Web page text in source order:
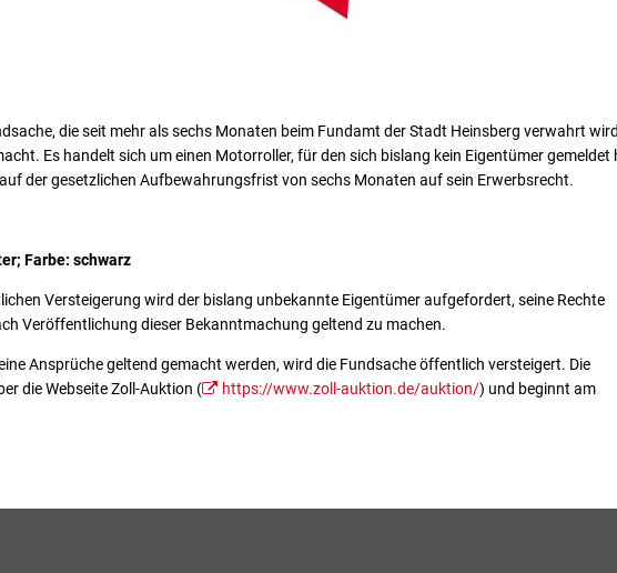
die seit mehr als sechs Monaten beim Fundamt der Stadt Heinsberg verwahrt
Es handelt sich um einen Motorroller, für den sich bislang kein Eigentümer gemeldet
der gesetzlichen Aufbewahrungsfrist von sechs Monaten auf sein Erwerbsrecht.
Farbe: schwarz
Versteigerung wird der bislang unbekannte Eigentümer aufgefordert, seine Rechte
Veröffentlichung dieser Bekanntmachung geltend zu machen.
Ansprüche geltend gemacht werden, wird die Fundsache öffentlich versteigert. Die
die Webseite Zoll-Auktion (
https://www.zoll-auktion.de/auktion/) und beginnt am